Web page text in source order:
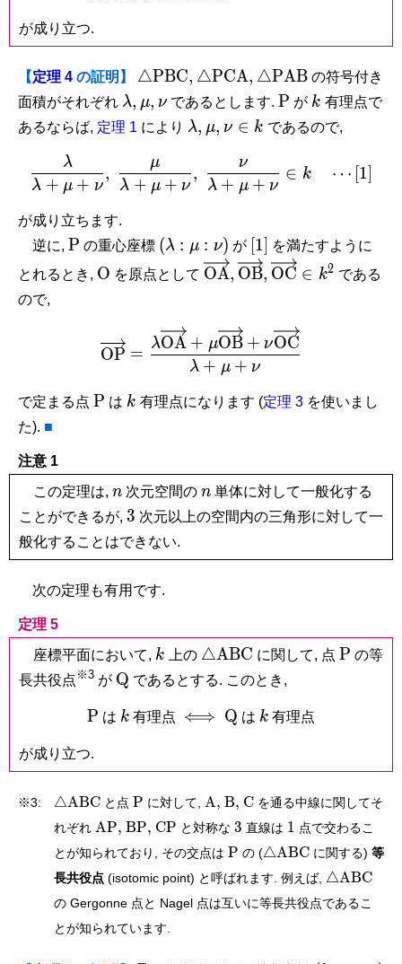
が成り立つ.
【定理 4 の証明】 \triangle\mathrm{PBC},
△PBC, \triangle\mathrm{PCA},
△PCA, △PAB の符号付き
面積がそれぞれ \lambda,
λ, \mu,
μ, \nu
ν であるとします. \mathrm
P
P が k
k 有理点で
あるならば, 定理 1 により \lambda,
λ, \mu,
μ, \nu
ν ∈ k であるので,
λ + μ + ν
λ
,
λ + μ + ν
μ
,
λ + μ + ν
ν
∈ k ⋯ 1
が成り立ちます.
逆に, \mathrm
P の重心座標 (\lambda
:\mu
:\nu )
(λ : μ : ν) が [1]
1
を満たすように
とれるとき, \mathrm
O を原点として OA, OB, OC ∈ k2 である
ので,
OP =
λ + μ + ν
λOA + μOB + νOC
で定まる点 \mathrm
P は k
k 有理点になります (定理 3を使いまし
た). ■
注意 1
この定理は, n
n 次元空間の n
n 単体に対して一般化する
ことができるが, 3
3 次元以上の空間内の三角形に対して一
般化することはできない.
次の定理も有用です.
定理 5
座標平面において, k
k 上の \triangle\mathrm{ABC}
△ABC に関して, 点 P の等
長共役点 ※3 が \mathrm
Q であるとする. このとき,
\mathrm
P は k
k 有理点 \iff
⟺ \mathrm
Q は k
k 有理点
が成り立つ.
※3: \triangle\mathrm{ABC}
△ABC と点 \mathrm
P に対して,
\mathrm
A,
A, \mathrm
B,
B, \mathrm
C を通る中線に関してそ
れぞれ \mathrm{AP},
AP, \mathrm{BP},
BP, \mathrm{CP}
CP と対称な 3
3 直線は 1
1 点で交わるこ
とが知られており, その交点は \mathrm
P の (△ABC に関する) 等
長共役点 (isotomic point) と呼ばれます. 例えば, △ABC
の Gergonne 点と Nagel 点は互いに等長共役点であるこ
とが知られています.